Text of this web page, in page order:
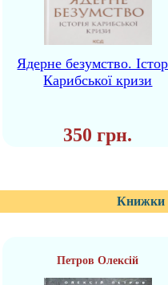
Ядерне безумство.
Карибської кризи
350 грн.
Книжки
Петров Олексій